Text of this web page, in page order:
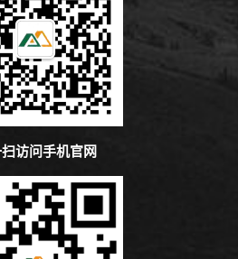
访问手机官网